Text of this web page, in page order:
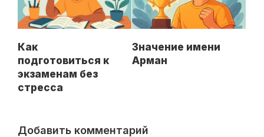
Как
подготовиться к
экзаменам без
стресса
Значение имени
Арман
Добавить комментарий